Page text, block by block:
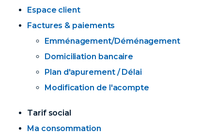
Espace client
Factures & paiements
Emménagement/Déménagement
Domiciliation bancaire
Plan d'apurement / Délai
Modification de l'acompte
Tarif social
Ma consommation